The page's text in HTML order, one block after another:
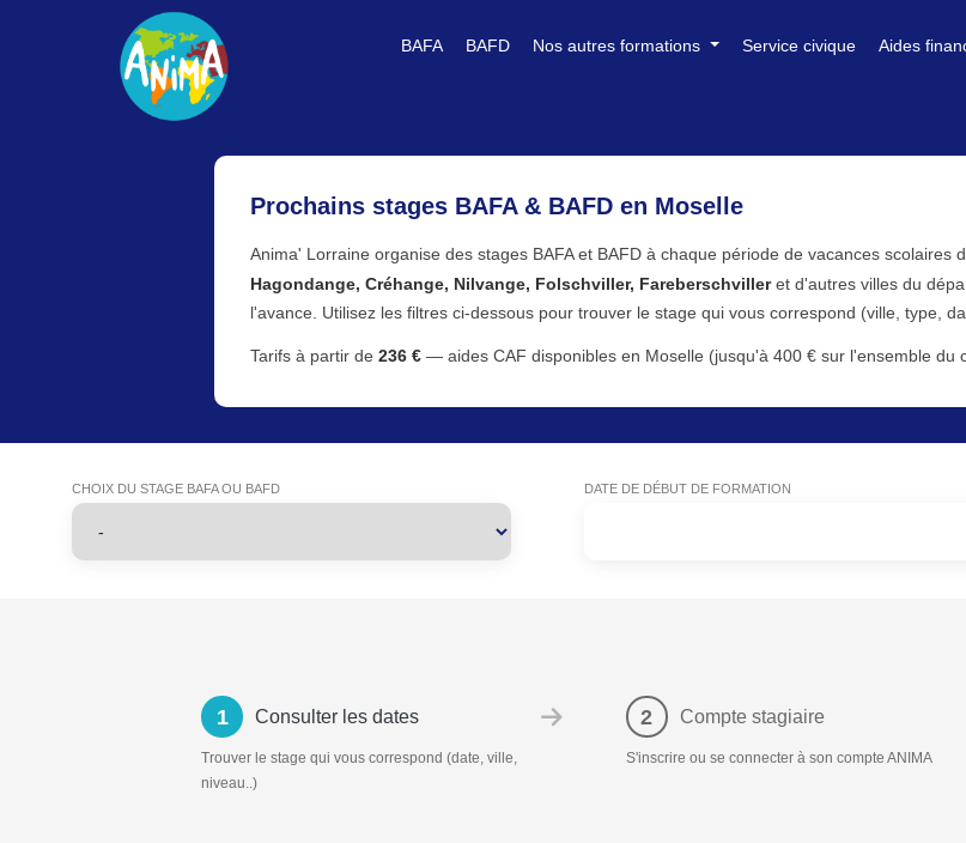
BAFA BAFD Nos autres formations Service civique Aides
Prochains stages BAFA & BAFD en Moselle
Anima' Lorraine organise des stages BAFA et BAFD à chaque période de vacances scolaires
Hagondange, Créhange, Nilvange, Folschviller, Fareberschvilleret d'autres villes du
l'avance. Utilisez les filtres ci-dessous pour trouver le stage qui vous correspond (ville, type,
Tarifs à partir de236 € — aides CAF disponibles en Moselle (jusqu'à 400 € sur l'ensemble du
CHOIX DU STAGE BAFA OU BAFD DATE DE DÉBUT DE FORMATION
1 Consulter les dates
Trouver le stage qui vous correspond (date, ville,
niveau..)
2 Compte stagiaire
S'inscrire ou se connecter à son compte ANIMA